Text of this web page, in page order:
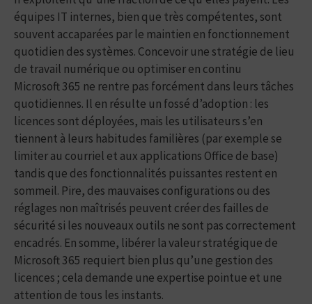
équipes IT internes, bien que très compétentes, sont
souvent accaparées par le maintien en fonctionnement
quotidien des systèmes. Concevoir une stratégie de lieu
de travail numérique ou optimiser en continu
Microsoft 365 ne rentre pas forcément dans leurs tâches
quotidiennes. Il en résulte un fossé d’adoption : les
licences sont déployées, mais les utilisateurs s’en
tiennent à leurs habitudes familières (par exemple se
limiter au courriel et aux applications Office de base)
tandis que des fonctionnalités puissantes restent en
sommeil. Pire, des mauvaises configurations ou des
réglages non maîtrisés peuvent créer des failles de
sécurité si les nouveaux outils ne sont pas correctement
encadrés. En somme, libérer la valeur stratégique de
Microsoft 365 requiert bien plus qu’une gestion des
licences ; cela demande une expertise pointue et une
attention de tous les instants.